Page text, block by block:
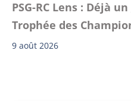
PSG-RC Lens : Déjà
Trophée des
9 août 2026